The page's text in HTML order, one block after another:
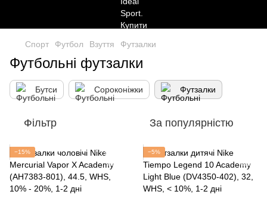
Спорт Футбол Взуття Футзалки
Футбольні футзалки
Бутси Сороконіжки Футзалки
Фільтр За популярністю
−15% −5%